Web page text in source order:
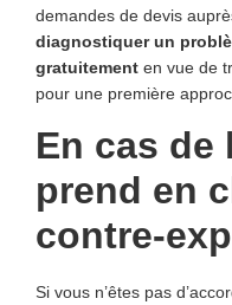
demandes de devis
diagnostiquer un
gratuitement en vue de
pour une première
En cas de
prend en
contre-
Si vous n’êtes pas